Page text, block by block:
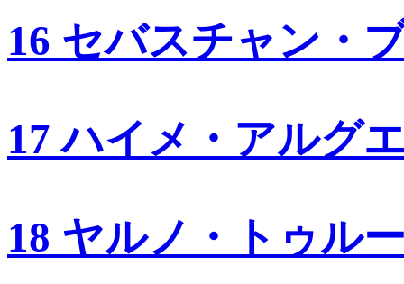
16 セバスチャン・
17 ハイメ・アルグ
18 ヤルノ・トゥル